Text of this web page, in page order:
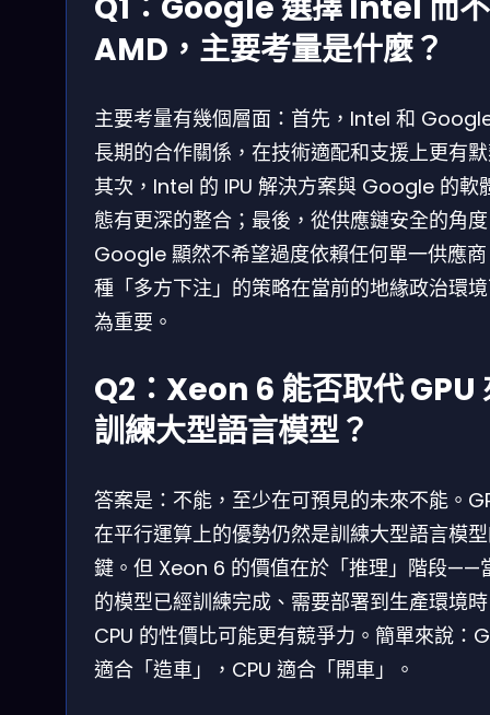
AMD，主要考量是什麼？
主要考量有幾個層面：首先，Intel 和
長期的合作關係，在技術適配和支援上更有
其次，Intel 的 IPU 解決方案與 Google 的軟
態有更深的整合；最後，從供應鏈安全的角
Google 顯然不希望過度依賴任何單一供應
種「多方下注」的策略在當前的地緣政治環
為重要。
Q2：Xeon 6 能否取代 GPU
訓練大型語言模型？
答案是：不能，至少在可預見的未來不能。
在平行運算上的優勢仍然是訓練大型語言模
鍵。但 Xeon 6 的價值在於「推理」階段——
的模型已經訓練完成、需要部署到生產環境
CPU 的性價比可能更有競爭力。簡單來說：
適合「造車」，CPU 適合「開車」。